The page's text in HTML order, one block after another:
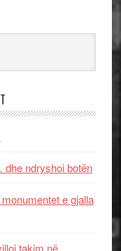
ndryshoi botën
e gjalla